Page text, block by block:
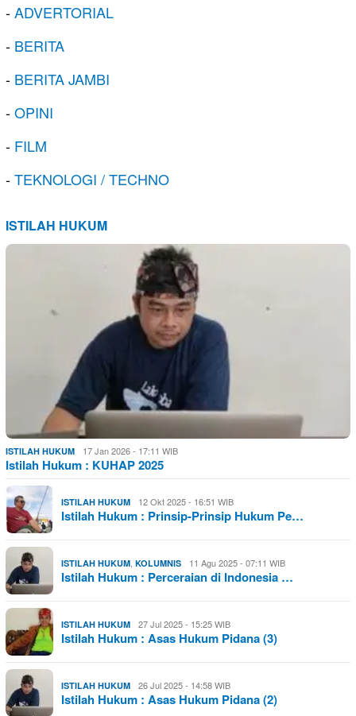
-ADVERTORIAL
- BERITA
- BERITA JAMBI
-OPINI
- FILM
-TEKNOLOGI / TECHNO
ISTILAH HUKUM
ISTILAH HUKUM 17 Jan 2026 - 17:11 WIB
Istilah Hukum : KUHAP 2025
ISTILAH HUKUM 12 Okt 2025 - 16:51 WIB
Istilah Hukum : Prinsip-Prinsip Hukum Pe…
ISTILAH HUKUM, KOLUMNIS 11 Agu 2025 - 07:11 WIB
Istilah Hukum : Perceraian di Indonesia …
ISTILAH HUKUM 27 Jul 2025 - 15:25 WIB
Istilah Hukum : Asas Hukum Pidana (3)
ISTILAH HUKUM 26 Jul 2025 - 14:58 WIB
Istilah Hukum : Asas Hukum Pidana (2)